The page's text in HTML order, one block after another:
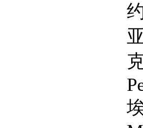
约翰·诺
亚伯拉
克洛伊·
Perrie
埃斯·霍